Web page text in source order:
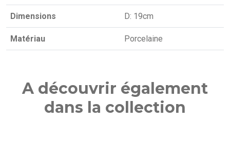
Dimensions D: 19cm
Matériau Porcelaine
A découvrir également
dans la collection